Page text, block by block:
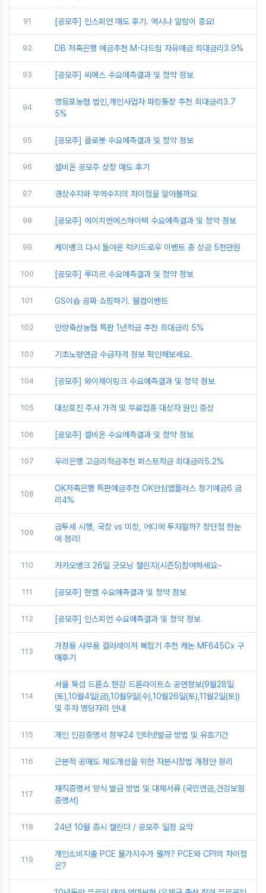
91 [공모주] 인스피언 매도 후기. 역시나 알람이 중요!
92 DB 저축은행 예금추천 M-다드림 자유예금 최대금리3.9%
93 [공모주] 씨메스 수요예측결과 및 청약 정보
94
영등포농협 법인,개인사업자 파킹통장 추천 최대금리3.7
5%
95 [공모주] 클로봇 수요예측결과 및 청약 정보
96 셀비온 공모주 상장 매도 후기
97 경상수지와 무역수지의 차이점을 알아볼까요
98 [공모주] 에이치엔에스하이텍 수요예측결과 및 청약 정보
99 케이뱅크 다시 돌아온 럭키드로우 이벤트 총 상금 5천만원
100 [공모주] 루미르 수요예측결과 및 청약 정보
101 GS이숍 공짜 쇼핑하기. 웰컴이벤트
102 안양축산농협 특판 1년적금 추천 최대금리 5%
103 기초노령연금 수급자격 정보 확인해보세요.
104 [공모주] 와이제이링크 수요예측결과 및 청약 정보
105 대상포진 주사 가격 및 무료접종 대상자 원인 증상
106 [공모주] 셀비온 수요예측결과 및 청약 정보
107 우리은행 고금리적금추천 퍼스트적금 최대금리5.2%
108
OK저축은행 특판예금추천 OK안심앱플러스 정기예금6 금
리4%
109
금투세 시행, 국장 vs 미장, 어디에 투자할까? 장단점 한눈
에 정리!
110 카카오뱅크 26일 굿모닝 챌린지(시즌5)참여하세요~
111 [공모주] 한켐 수요예측결과 및 청약 정보
112 [공모주] 인스피언 수요예측결과 및 청약 정보
113
가정용 사무용 컬러레이저 복합기 추천 캐논 MF645Cx 구
매후기
114
서울 뚝섬 드론쇼 한강 드론라이트쇼 공연정보(9월28일
(토),10월4일(금),10월9일(수),10월26일(토),11월2일(토))
및 주차 명당자리 안내
115 개인 인감증명서 정부24 인터넷발급 방법 및 유효기간
116 근본적 공매도 제도개선을 위한 자본시장법 개정안 정리
117
재직증명서 양식 발급 방법 및 대체서류 (국민연금,건강보험
증명서)
118 24년 10월 증시 캘린더 / 공모주 일정 요약
119
개인소비지출 PCE 물가지수가 뭘까? PCE와 CPI의 차이점
은?